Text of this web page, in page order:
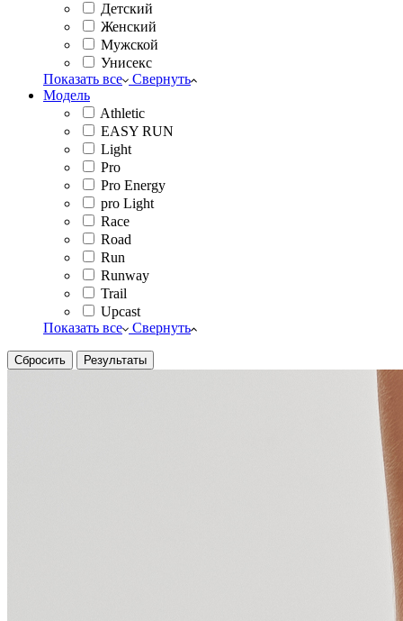
Детский
Женский
Мужской
Унисекс
Показать все
Свернуть
Модель
Athletic
EASY RUN
Light
Pro
Pro Energy
pro Light
Race
Road
Run
Runway
Trail
Upcast
Показать все
Свернуть
Сбросить Результаты